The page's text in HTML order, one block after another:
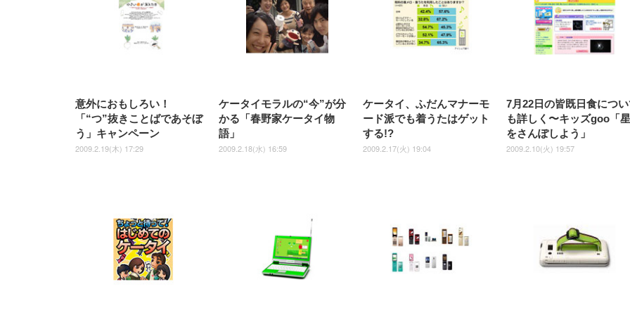
意外におもしろい！
「“つ”抜きことばであそぼ
う」キャンペーン
2009.2.19(木) 17:29
ケータイモラルの“今”が分
かる「春野家ケータイ物
語」
2009.2.18(水) 16:59
ケータイ、ふだんマナーモ
ード派でも着うたはゲット
する!?
2009.2.17(火) 19:04
7月22日の皆既日食につ
も詳しく〜キッズgoo「
をさんぽしよう」
2009.2.10(火) 19:57